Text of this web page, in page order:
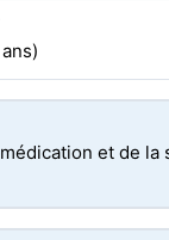
et de la